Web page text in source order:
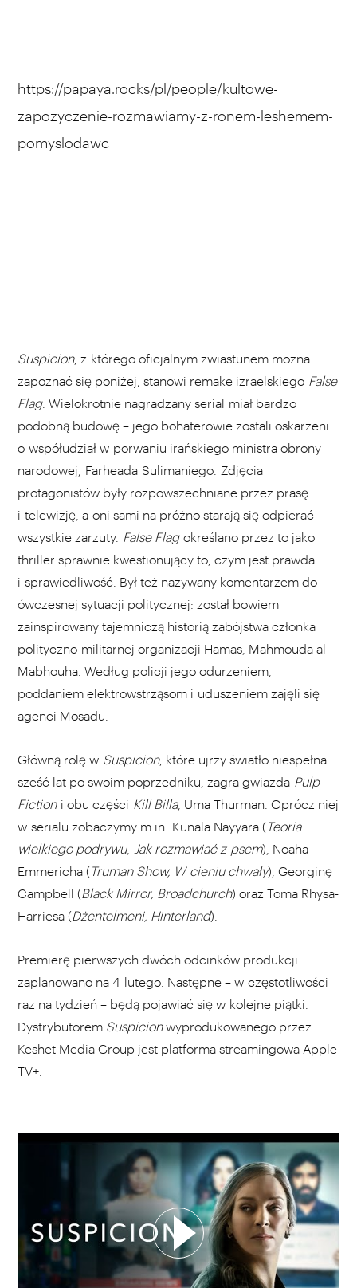
https://papaya.rocks/pl/people/kultowe-
zapozyczenie-rozmawiamy-z-ronem-leshemem-
pomyslodawc
Suspicion, z którego oficjalnym zwiastunem można
zapoznać się poniżej, stanowi remake izraelskiego False
Flag. Wielokrotnie nagradzany serial miał bardzo
podobną budowę – jego bohaterowie zostali oskarżeni
o współudział w porwaniu irańskiego ministra obrony
narodowej, Farheada Sulimaniego. Zdjęcia
protagonistów były rozpowszechniane przez prasę
i telewizję, a oni sami na próżno starają się odpierać
wszystkie zarzuty. False Flag określano przez to jako
thriller sprawnie kwestionujący to, czym jest prawda
i sprawiedliwość. Był też nazywany komentarzem do
ówczesnej sytuacji politycznej: został bowiem
zainspirowany tajemniczą historią zabójstwa członka
polityczno-militarnej organizacji Hamas, Mahmouda al-
Mabhouha. Według policji jego odurzeniem,
poddaniem elektrowstrząsom i uduszeniem zajęli się
agenci Mosadu.
Główną rolę w Suspicion, które ujrzy światło niespełna
sześć lat po swoim poprzedniku, zagra gwiazda Pulp
Fiction i obu części Kill Billa, Uma Thurman. Oprócz niej
w serialu zobaczymy m.in. Kunala Nayyara (Teoria
wielkiego podrywu, Jak rozmawiać z psem), Noaha
Emmericha (Truman Show, W cieniu chwały), Georginę
Campbell (Black Mirror, Broadchurch) oraz Toma Rhysa-
Harriesa (Dżentelmeni, Hinterland).
Premierę pierwszych dwóch odcinków produkcji
zaplanowano na 4 lutego. Następne – w częstotliwości
raz na tydzień – będą pojawiać się w kolejne piątki.
Dystrybutorem Suspicionwyprodukowanego przez
Keshet Media Group jest platforma streamingowa Apple
TV+.
WYBIERZ SWOJĄ PLAYLISTĘ